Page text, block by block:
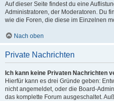
Auf dieser Seite findest du eine
Administratoren, der Moderatoren. Du
wie die Foren, die diese im Einzelnen
Nach oben
Private Nachrichten
Ich kann keine Privaten Nachrichten
Hierfür kann es drei Gründe geben:
nicht angemeldet, oder die Board-
das komplette Forum ausgeschaltet.